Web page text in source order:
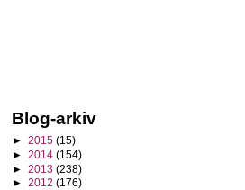
Blog-arkiv
► 2015 (15)
► 2014 (154)
► 2013 (238)
► 2012 (176)